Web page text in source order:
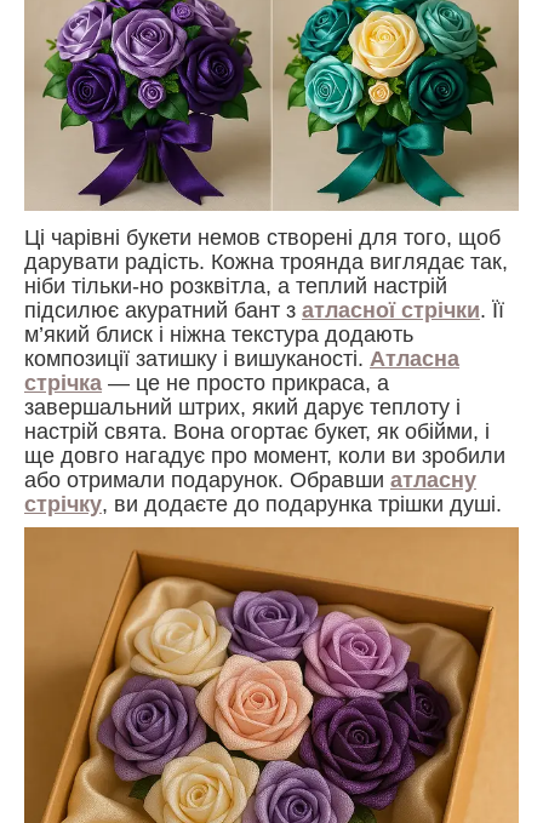
Ці чарівні букети немов створені для того, щоб
дарувати радість. Кожна троянда виглядає так,
ніби тільки-но розквітла, а теплий настрій
підсилює акуратний бант з атласної стрічки. Її
м’який блиск і ніжна текстура додають
композиції затишку і вишуканості. Атласна
стрічка — це не просто прикраса, а
завершальний штрих, який дарує теплоту і
настрій свята. Вона огортає букет, як обійми, і
ще довго нагадує про момент, коли ви зробили
або отримали подарунок. Обравши атласну
стрічку, ви додаєте до подарунка трішки душі.